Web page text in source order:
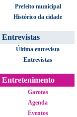
Prefeito municipal
Histórico da cidade
Entrevistas
Última entrevista
Entrevistas
Entretenimento
Garotas
Agenda
Eventos